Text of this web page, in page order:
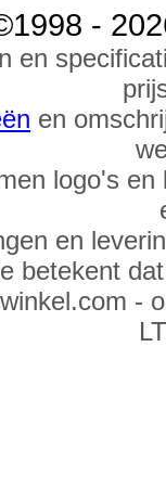
-
en
en
logo's
en
betekent
-